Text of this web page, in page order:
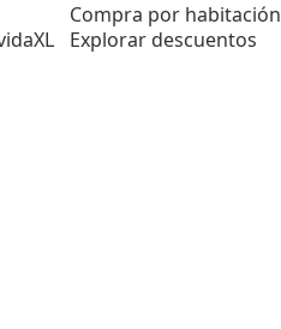
Compra por habitación
Explorar descuentos